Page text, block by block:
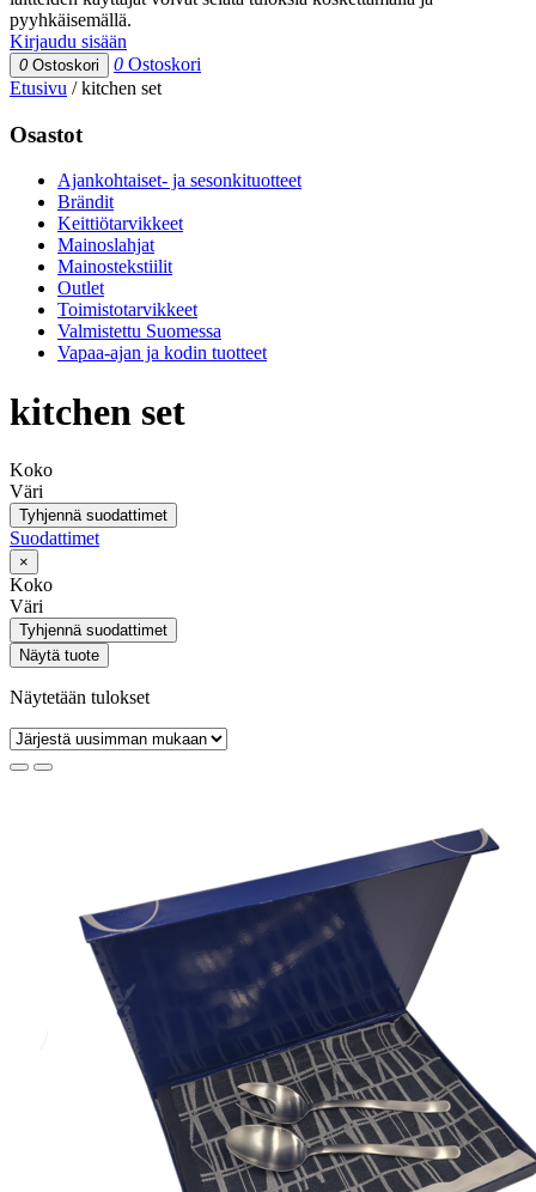
pyyhkäisemällä.
Kirjaudu sisään
0 Ostoskori 0 Ostoskori
Etusivu /kitchen set
Osastot
Ajankohtaiset- ja sesonkituotteet
Brändit
Keittiötarvikkeet
Mainoslahjat
Mainostekstiilit
Outlet
Toimistotarvikkeet
Valmistettu Suomessa
Vapaa-ajan ja kodin tuotteet
kitchen set
Koko
Väri
Tyhjennä suodattimet
Suodattimet
×
Koko
Väri
Tyhjennä suodattimet
Näytä tuote
Näytetään tulokset